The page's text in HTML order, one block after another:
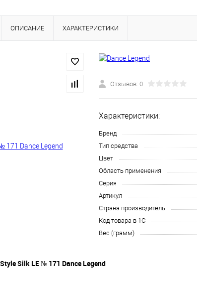
ОПИСАНИЕ ХАРАКТЕРИСТИКИ
Отзывов: 0
Характеристики:
Бренд
Тип средства
Цвет
Область применения
Серия
Артикул
Страна производитель
Код товара в 1С
Вес (грамм)
Silk LE № 171 Dance Legend